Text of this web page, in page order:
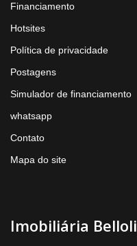
Financiamento
Hotsites
Política de privacidade
Postagens
Simulador de financiamento
whatsapp
Contato
Mapa do site
Imobiliária Belloli